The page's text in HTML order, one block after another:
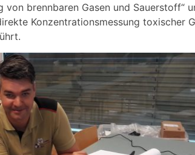
brennbaren Gasen und Sauerstoff“
Konzentrationsmessung toxischer